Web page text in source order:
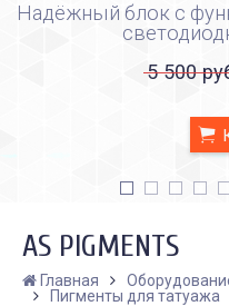
Надёжный блок с
5 500
AS PIGMENTS
Главная
Пигменты для татуажа